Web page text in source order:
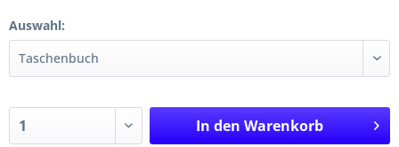
Auswahl:
In den Warenkorb